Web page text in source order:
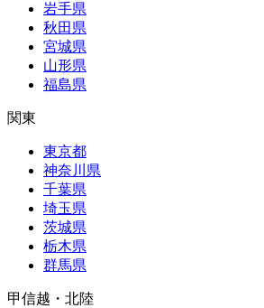
岩手県
秋田県
宮城県
山形県
福島県
関東
東京都
神奈川県
千葉県
埼玉県
茨城県
栃木県
群馬県
甲信越・北陸